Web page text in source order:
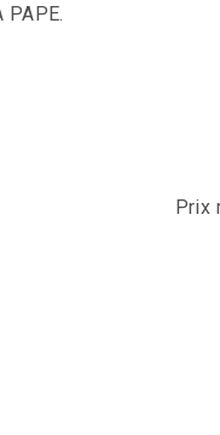
PAPE.
Prix